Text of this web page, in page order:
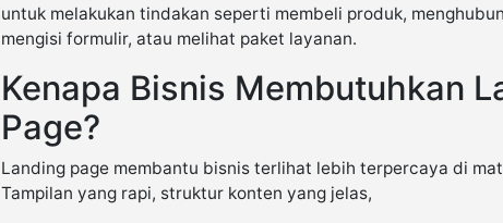
untuk melakukan tindakan seperti membeli produk,
mengisi formulir, atau melihat paket layanan.
Kenapa Bisnis Membutuhkan
Page?
Landing page membantu bisnis terlihat lebih terpercaya di
Tampilan yang rapi, struktur konten yang jelas,